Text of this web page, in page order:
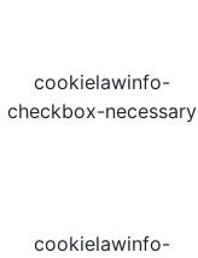
cookielawinfo-
checkbox-necessary
cookielawinfo-